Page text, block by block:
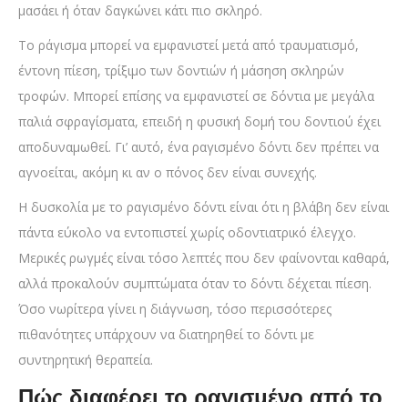
μασάει ή όταν δαγκώνει κάτι πιο σκληρό.
Το ράγισμα μπορεί να εμφανιστεί μετά από τραυματισμό,
έντονη πίεση, τρίξιμο των δοντιών ή μάσηση σκληρών
τροφών. Μπορεί επίσης να εμφανιστεί σε δόντια με μεγάλα
παλιά σφραγίσματα, επειδή η φυσική δομή του δοντιού έχει
αποδυναμωθεί. Γι’ αυτό, ένα ραγισμένο δόντι δεν πρέπει να
αγνοείται, ακόμη κι αν ο πόνος δεν είναι συνεχής.
Η δυσκολία με το ραγισμένο δόντι είναι ότι η βλάβη δεν είναι
πάντα εύκολο να εντοπιστεί χωρίς οδοντιατρικό έλεγχο.
Μερικές ρωγμές είναι τόσο λεπτές που δεν φαίνονται καθαρά,
αλλά προκαλούν συμπτώματα όταν το δόντι δέχεται πίεση.
Όσο νωρίτερα γίνει η διάγνωση, τόσο περισσότερες
πιθανότητες υπάρχουν να διατηρηθεί το δόντι με
συντηρητική θεραπεία.
Πώς διαφέρει το ραγισμένο από το